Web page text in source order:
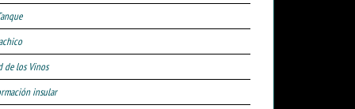
de los Vinos
insular